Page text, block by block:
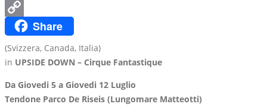
Messenger
Copy
Link
Share
(Svizzera, Canada, Italia)
in UPSIDE DOWN – Cirque Fantastique
Da Giovedi 5 a Giovedi 12 Luglio
Tendone Parco De Riseis (Lungomare Matteotti)